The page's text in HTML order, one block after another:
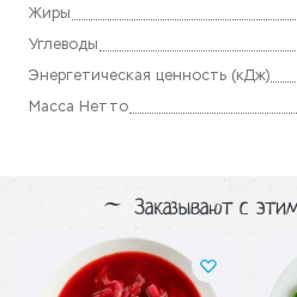
Жиры
Углеводы
Энергетическая ценность (кДж)
Масса Нетто
Заказывают с